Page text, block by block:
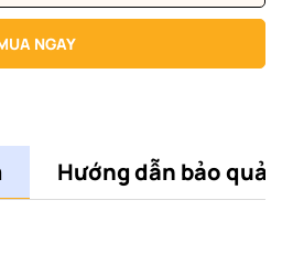
NGAY
Hướng dẫn bảo quản